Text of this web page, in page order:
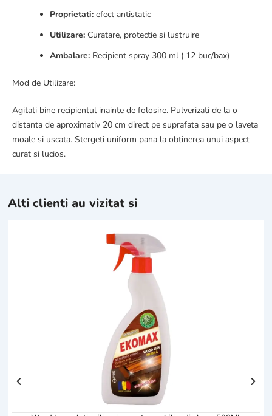
Proprietati: efect antistatic
Utilizare: Curatare, protectie si lustruire
Ambalare: Recipient spray 300 ml ( 12 buc/bax)
Mod de Utilizare:
Agitati bine recipientul inainte de folosire. Pulverizati de la o
distanta de aproximativ 20 cm direct pe suprafata sau pe o laveta
moale si uscata. Stergeti uniform pana la obtinerea unui aspect
curat si lucios.
Alti clienti au vizitat si